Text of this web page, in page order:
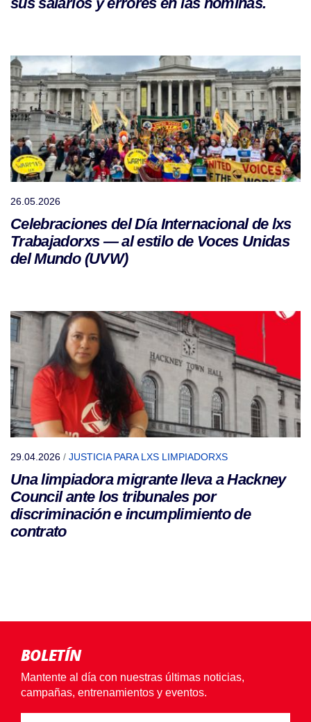
26.05.2026
Celebraciones del Día Internacional de lxs
Trabajadorxs — al estilo de Voces Unidas
del Mundo (UVW)
29.04.2026 / JUSTICIA PARA LXS LIMPIADORXS
Una limpiadora migrante lleva a Hackney
Council ante los tribunales por
discriminación e incumplimiento de
contrato
BOLETÍN
Mantente al día con nuestras últimas noticias,
campañas, entrenamientos y eventos.